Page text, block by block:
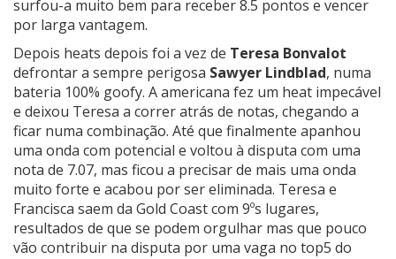
surfou-a muito bem para receber 8.5 pontos e vencer
por larga vantagem.
Depois heats depois foi a vez de Teresa Bonvalot
defrontar a sempre perigosa Sawyer Lindblad, numa
bateria 100% goofy. A americana fez um heat impecável
e deixou Teresa a correr atrás de notas, chegando a
ficar numa combinação. Até que finalmente apanhou
uma onda com potencial e voltou à disputa com uma
nota de 7.07, mas ficou a precisar de mais uma onda
muito forte e acabou por ser eliminada. Teresa e
Francisca saem da Gold Coast com 9ºs lugares,
resultados de que se podem orgulhar mas que pouco
vão contribuir na disputa por uma vaga no top5 do